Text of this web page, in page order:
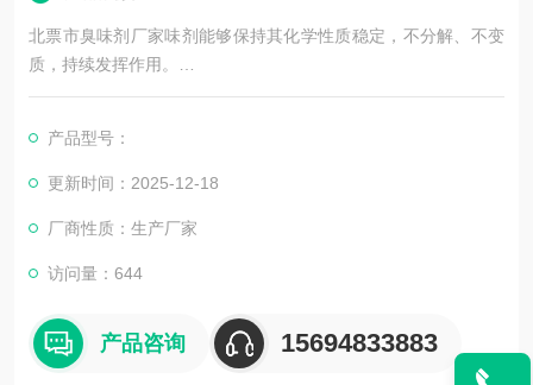
北票市臭味剂厂家味剂能够保持其化学性质稳定，不分解、不变
质，持续发挥作用。
3. **环保无污染**：现代大蒜味臭味剂多采用环保材料制成，对人
4. **易于操作**：大蒜味臭味剂的使用相对简单方便，只需按照一
定比例添加到相应的介质中即可，无需复杂的操作过程。
### 三、主要成分
他助剂、稳定剂等。其中
产品型号：
更新时间：2025-12-18
厂商性质：生产厂家
访问量：644
产品咨询 15694833883